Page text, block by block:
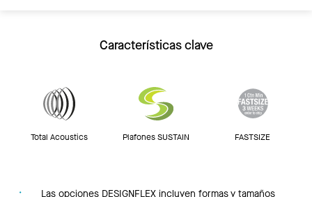
Recursos
Características clave
Total Acoustics Plafones SUSTAIN FASTSIZE
Las opciones DESIGNFLEX incluyen formas y tamaños